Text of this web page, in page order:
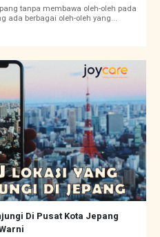
tanpa membawa oleh-oleh pada
ada berbagai oleh-oleh yang...
Di Pusat Kota Jepang